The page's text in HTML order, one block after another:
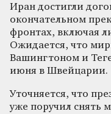
Иран достигли
окончательном
фронтах, включая
Ожидается, что
Вашингтоном и
июня в Швейцарии.
Уточняется, что
уже поручил снять